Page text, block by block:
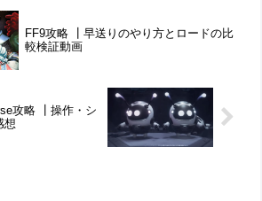
婚で結
らかか
「スマ婚」がなぜ...
FF9攻略 ┃早送りのやり方とロードの比
較検証動画
攻略 ┃操作・シ
想